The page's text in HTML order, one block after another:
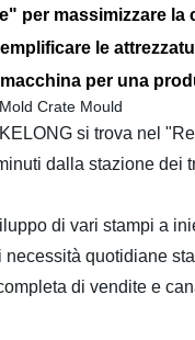
per massimizzare
le
per una
si trova nel
dalla stazione dei
di vari stampi a
quotidiane
di vendite e